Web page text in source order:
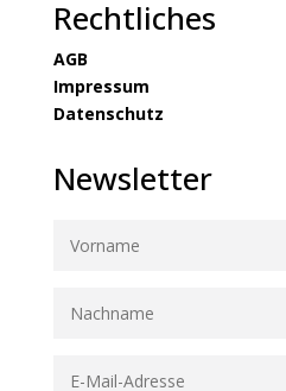
Rechtliches
AGB
Impressum
Datenschutz
Newsletter